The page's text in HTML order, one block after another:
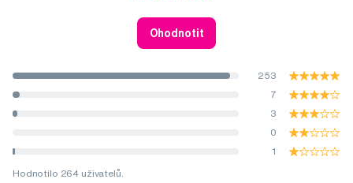
Ohodnotit
253
7
3
0
1
Hodnotilo 264 uživatelů.